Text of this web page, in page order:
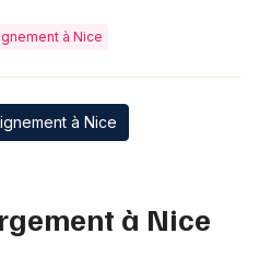
à Nice
à Nice
à Nice